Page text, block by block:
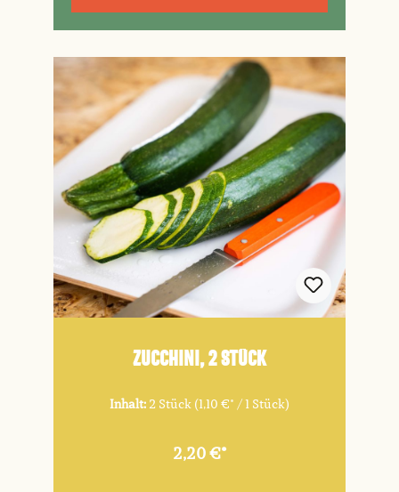
Zucchini, 2 Stück
Inhalt: 2 Stück (1,10 €* / 1 Stück)
2,20 €*